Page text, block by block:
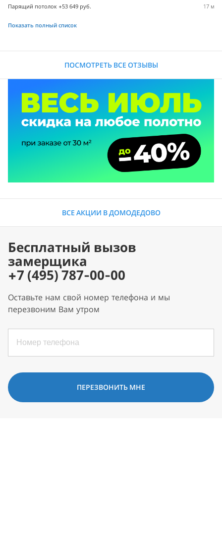
Парящий потолок +53 649 руб. 17 м
Показать полный список
ПОСМОТРЕТЬ ВСЕ ОТЗЫВЫ
ВСЕ АКЦИИ В ДОМОДЕДОВО
Бесплатный вызов
замерщика
+7 (495) 787-00-00
Оставьте нам свой номер телефона и мы
перезвоним Вам утром
ПЕРЕЗВОНИТЬ МНЕ